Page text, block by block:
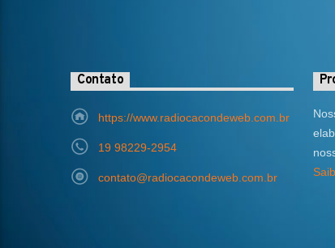
Contato
https://www.radiocacondeweb.com.br
19 98229-2954
contato@radiocacondeweb.com.br